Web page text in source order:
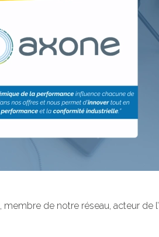
, membre de notre réseau, acteur de l’